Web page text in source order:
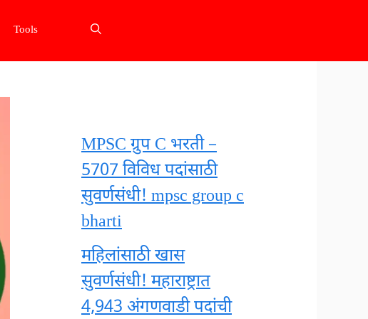
Tools
MPSC ग्रुप C भरती –
5707 विविध पदांसाठी
सुवर्णसंधी! mpsc group c
bharti
महिलांसाठी खास
सुवर्णसंधी! महाराष्ट्रात
4,943 अंगणवाडी पदांची